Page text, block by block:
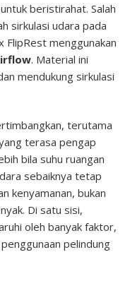
beristirahat. Salah
sirkulasi udara pada
FlipRest menggunakan
. Material ini
mendukung sirkulasi
terutama
terasa pengap
bila suhu ruangan
sebaiknya tetap
kenyamanan, bukan
Di satu sisi,
oleh banyak faktor,
pelindung